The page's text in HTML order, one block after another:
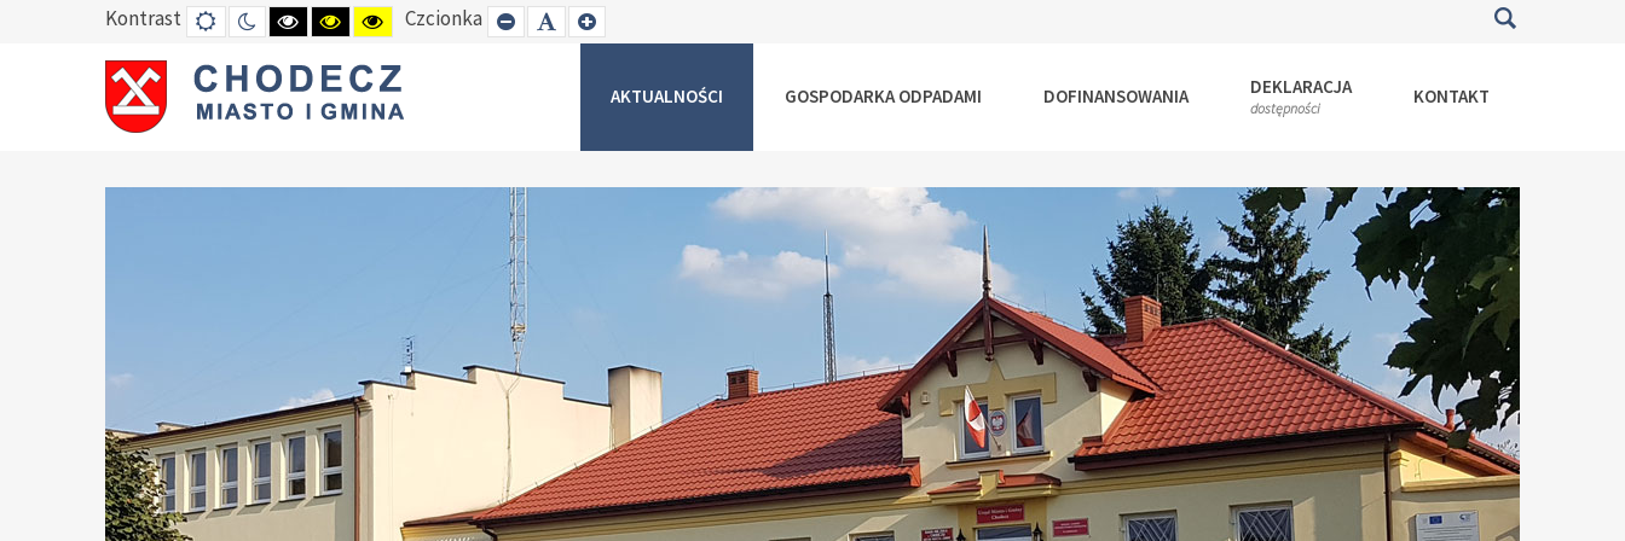
Kontrast DEFAULT
MODE
TRYB
NOCNY
HIGH
CONTRAST
BLACK
WHITE
MODE
HIGH
CONTRAST
BLACK
YELLOW
MODE
HIGH
CONTRAST
YELLOW
BLACK
MODE
Czcionka SET
SMALLER
SET
DEFAULT
SET
LARGER
AKTUALNOŚCI GOSPODARKA ODPADAMI DOFINANSOWANIA DEKLARACJA
dostępności KONTAKT